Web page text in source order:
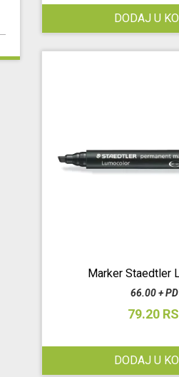
DODAJ U
Marker Staedtler
66.00 +
79.20
DODAJ U